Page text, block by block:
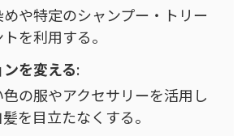
めや特定のシャンプー・トリー
を利用する。
を変える:
の服やアクセサリーを活用し
を目立たなくする。